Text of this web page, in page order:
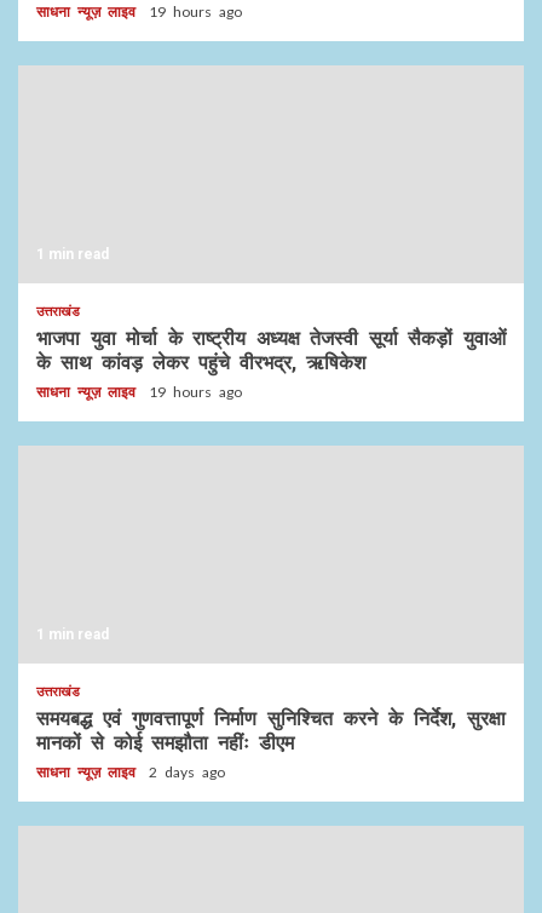
साधना न्यूज़ लाइव 19 hours ago
1 min read
उत्तराखंड
भाजपा युवा मोर्चा के राष्ट्रीय अध्यक्ष तेजस्वी सूर्या सैकड़ों युवाओं
के साथ कांवड़ लेकर पहुंचे वीरभद्र, ऋषिकेश
साधना न्यूज़ लाइव 19 hours ago
1 min read
उत्तराखंड
समयबद्ध एवं गुणवत्तापूर्ण निर्माण सुनिश्चित करने के निर्देश, सुरक्षा
मानकों से कोई समझौता नहींः डीएम
साधना न्यूज़ लाइव 2 days ago